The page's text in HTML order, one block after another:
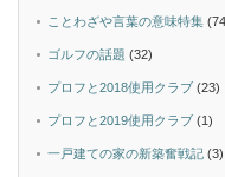
ことわざや言葉の意味特集
ゴルフの話題 (32)
プロフと2018使用クラブ (23)
プロフと2019使用クラブ (1)
一戸建ての家の新築奮戦記 (3)